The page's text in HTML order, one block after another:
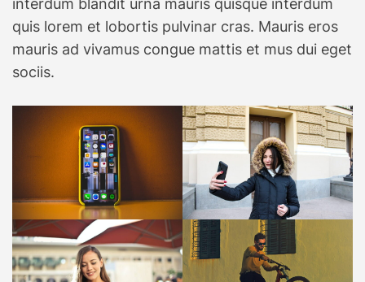
interdum blandit urna mauris quisque interdum
quis lorem et lobortis pulvinar cras. Mauris eros
mauris ad vivamus congue mattis et mus dui eget
sociis.